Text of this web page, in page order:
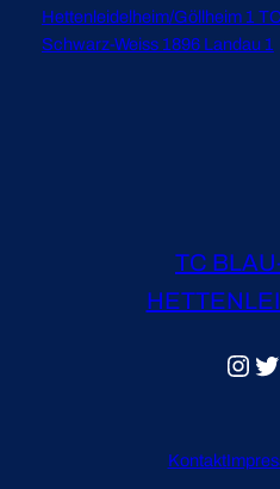
Hettenleidelheim/Göllheim 1 TC
Schwarz-Weiss 1896 Landau 1
TC
Kontakt